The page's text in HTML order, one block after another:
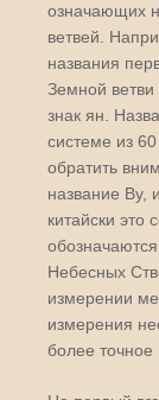
означающих
ветвей.
названия
Земной
знак ян.
системе из
обратить
название By,
китайски это
Небесных
измерении
измерения
более